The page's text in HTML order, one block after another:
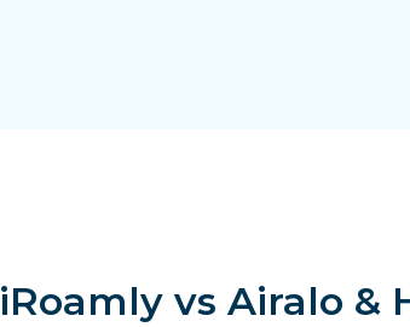
iRoamly vs Airalo &